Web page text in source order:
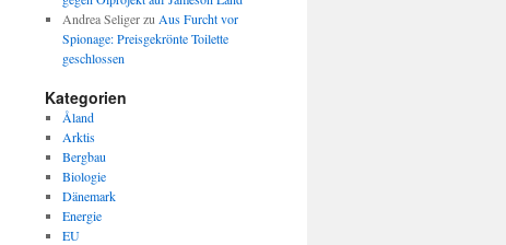
Andrea Seligerzu Aus Furcht vor
Spionage: Preisgekrönte Toilette
geschlossen
Kategorien
Åland
Arktis
Bergbau
Biologie
Dänemark
Energie
EU